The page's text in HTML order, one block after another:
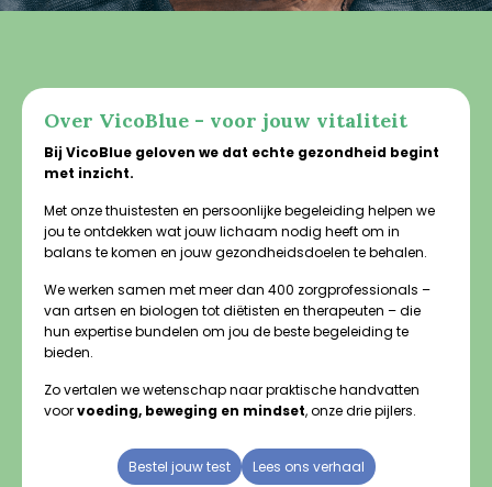
Over VicoBlue - voor jouw vitaliteit
Bij VicoBlue geloven we dat echte gezondheid begint
met inzicht.
Met onze thuistesten en persoonlijke begeleiding helpen we
jou te ontdekken wat jouw lichaam nodig heeft om in
balans te komen en jouw gezondheidsdoelen te behalen.
We werken samen met meer dan 400 zorgprofessionals –
van artsen en biologen tot diëtisten en therapeuten – die
hun expertise bundelen om jou de beste begeleiding te
bieden.
Zo vertalen we wetenschap naar praktische handvatten
voorvoeding, beweging en mindset, onze drie pijlers.
Bestel jouw test Lees ons verhaal